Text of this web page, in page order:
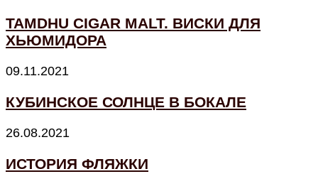
TAMDHU CIGAR MALT. ВИСКИ ДЛЯ
ХЬЮМИДОРА
09.11.2021
КУБИНСКОЕ СОЛНЦЕ В БОКАЛЕ
26.08.2021
ИСТОРИЯ ФЛЯЖКИ